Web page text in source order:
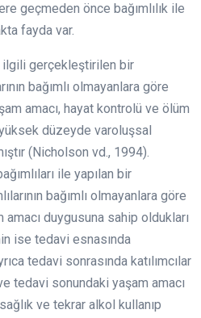
geçmeden önce bağımlılık ile
fayda var.
ilgili gerçekleştirilen bir
bağımlı olmayanlara göre
amacı, hayat kontrolü ve ölüm
düzeyde varoluşsal
(Nicholson vd., 1994).
ile yapılan bir
bağımlı olmayanlara göre
duygusuna sahip oldukları
ise tedavi esnasında
tedavi sonrasında katılımcılar
tedavi sonundaki yaşam amacı
ve tekrar alkol kullanıp